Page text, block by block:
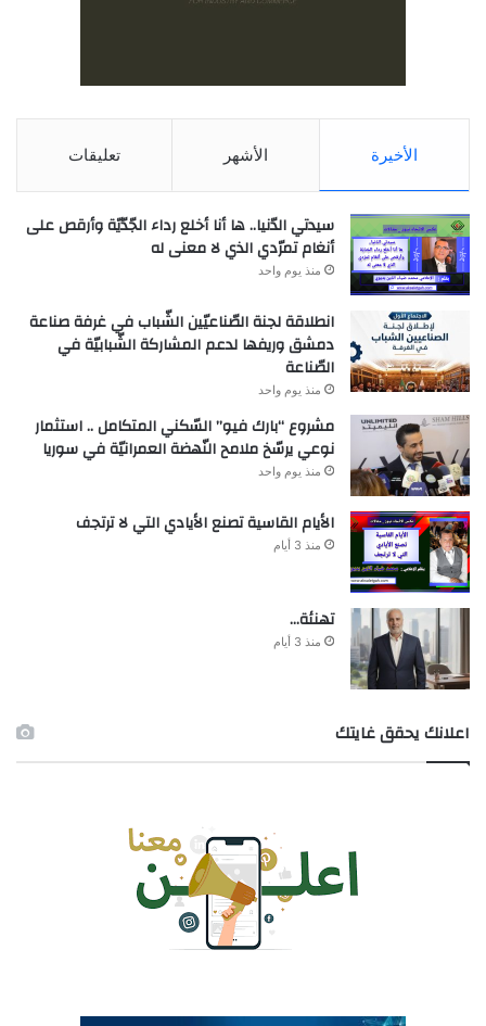
الأخيرة الأشهر تعليقات
سيدتي الدّنيا.. ها أنا أخلع رداء الجّدّيّة وأرقص على
أنغام تمرّدي الذي لا معنى له
منذ يوم واحد
انطلاقة لجنة الصّناعيّين الشّباب في غرفة صناعة
دمشق وريفها لدعم المشاركة الشّبابيّة في
الصّناعة
منذ يوم واحد
مشروع “بارك فيو” السّكني المتكامل .. استثمار
نوعي يرسّخ ملامح النّهضة العمرانيّة في سوريا
منذ يوم واحد
الأيام القاسية تصنع الأيادي التي لا ترتجف
منذ 3 أيام
تهنئة…
منذ 3 أيام
اعلانك يحقق غايتك